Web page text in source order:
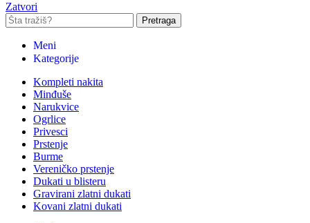
Zatvori
Pretraga
Meni
Kategorije
Kompleti nakita
Minđuše
Narukvice
Ogrlice
Privesci
Prstenje
Burme
Vereničko prstenje
Dukati u blisteru
Gravirani zlatni dukati
Kovani zlatni dukati